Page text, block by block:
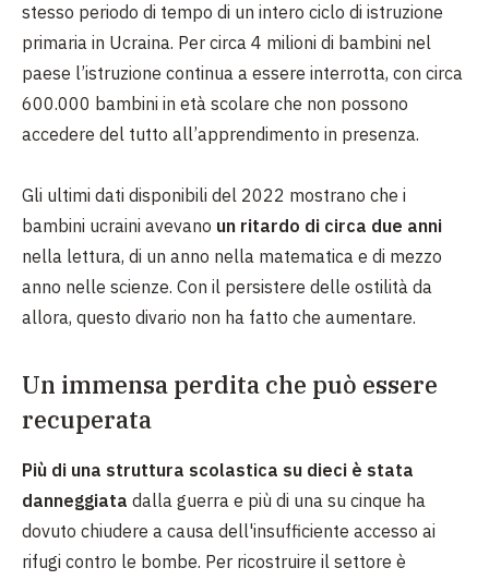
stesso periodo di tempo di un intero ciclo di istruzione
primaria in Ucraina. Per circa 4 milioni di bambini nel
paese l’istruzione continua a essere interrotta, con circa
600.000 bambini in età scolare che non possono
accedere del tutto all’apprendimento in presenza.
Gli ultimi dati disponibili del 2022 mostrano che i
bambini ucraini avevano un ritardo di circa due anni
nella lettura, di un anno nella matematica e di mezzo
anno nelle scienze. Con il persistere delle ostilità da
allora, questo divario non ha fatto che aumentare.
Un immensa perdita che può essere
recuperata
Più di una struttura scolastica su dieci è stata
danneggiata dalla guerra e più di una su cinque ha
dovuto chiudere a causa dell'insufficiente accesso ai
rifugi contro le bombe. Per ricostruire il settore è